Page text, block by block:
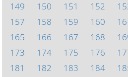
149
150 151 152
157
158 159 160
165
166 167 168
173
174 175 176
181
182 183 184